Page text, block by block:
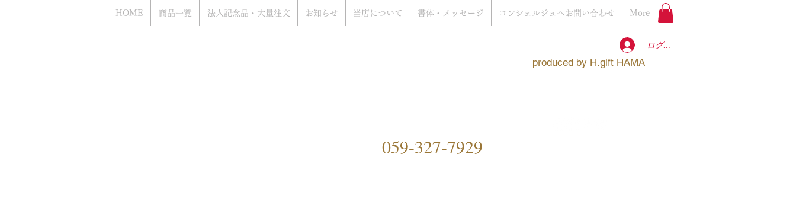
HOME 商品一覧 法人記念品・大量注文 お知らせ 当店について 書体・メッセージ コンシェルジュへお問い合わせ More
produced by H.gift HAMA
ログイン
059-327-7929